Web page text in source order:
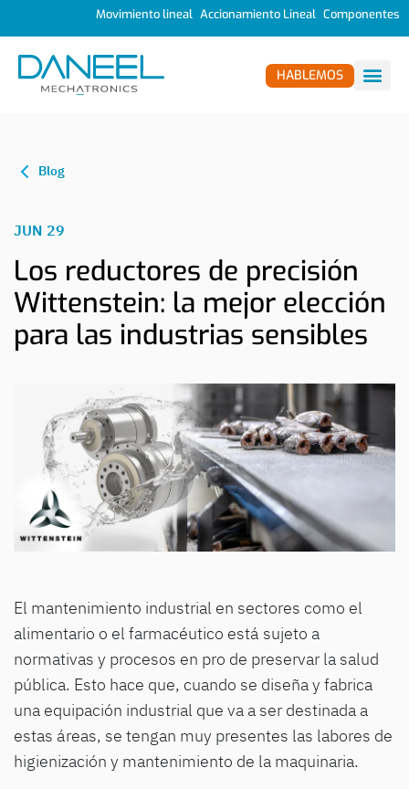
Movimiento lineal Accionamiento Lineal Componentes
HABLEMOS
Blog
JUN 29
Los reductores de precisión
Wittenstein: la mejor elección
para las industrias sensibles
El mantenimiento industrial en sectores como el
alimentario o el farmacéutico está sujeto a
normativas y procesos en pro de preservar la salud
pública. Esto hace que, cuando se diseña y fabrica
una equipación industrial que va a ser destinada a
estas áreas, se tengan muy presentes las labores de
higienización y mantenimiento de la maquinaria.